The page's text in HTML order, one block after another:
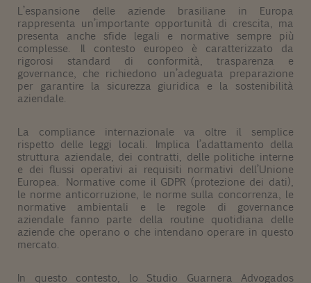
L’espansione delle aziende brasiliane in Europa
rappresenta un’importante opportunità di crescita, ma
presenta anche sfide legali e normative sempre più
complesse. Il contesto europeo è caratterizzato da
rigorosi standard di conformità, trasparenza e
governance, che richiedono un’adeguata preparazione
per garantire la sicurezza giuridica e la sostenibilità
aziendale.
La compliance internazionale va oltre il semplice
rispetto delle leggi locali. Implica l’adattamento della
struttura aziendale, dei contratti, delle politiche interne
e dei flussi operativi ai requisiti normativi dell’Unione
Europea. Normative come il GDPR (protezione dei dati),
le norme anticorruzione, le norme sulla concorrenza, le
normative ambientali e le regole di governance
aziendale fanno parte della routine quotidiana delle
aziende che operano o che intendano operare in questo
mercato.
In questo contesto, lo Studio Guarnera Advogados